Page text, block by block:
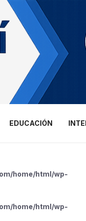
EDUCACIÓN
home/html/wp-
home/html/wp-